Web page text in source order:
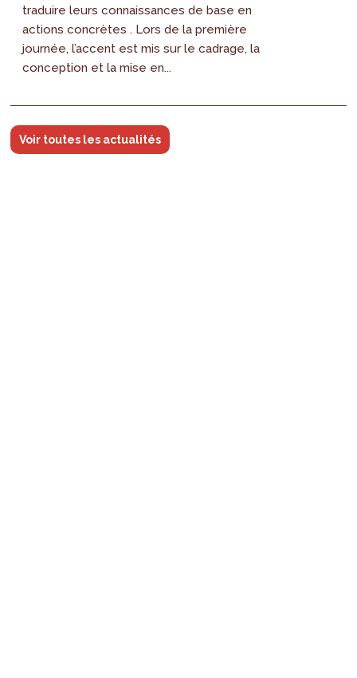
traduire leurs connaissances de base en
actions concrètes . Lors de la première
journée, l’accent est mis sur le cadrage, la
conception et la mise en...
Voir toutes les actualités